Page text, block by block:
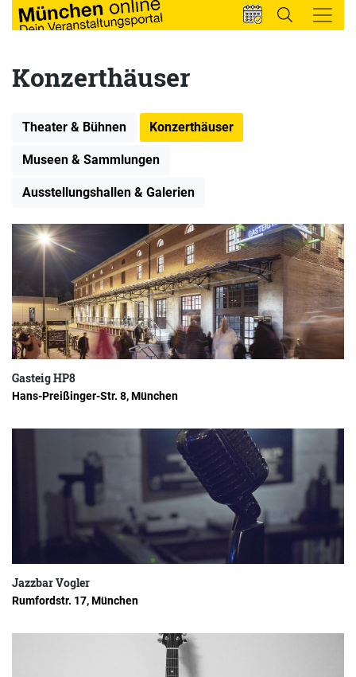
Konzerthäuser
Theater & Bühnen Konzerthäuser
Museen & Sammlungen
Ausstellungshallen & Galerien
Gasteig HP8
Hans-Preißinger-Str. 8, München
Jazzbar Vogler
Rumfordstr. 17, München